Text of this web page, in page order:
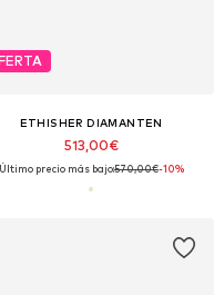
ETHISHER DIAMANTEN
513,00€
Último precio más bajo:570,00€-10%